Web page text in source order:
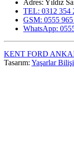
Adres: Yıldız
TEL: 0312 354
GSM: 0555
WhatsApp:
KENT FORD
Tasarım: Yaşarlar